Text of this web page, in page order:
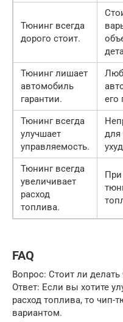
Тюнинг всегда
дорого стоит.
Тюнинг лишает
автомобиль
гарантии.
его
Тюнинг всегда
улучшает
управляемость.
для
Тюнинг всегда
увеличивает
расход
топлива.
При
FAQ
Вопрос: Стоит ли
Ответ: Если вы хотите
расход топлива, то
вариантом.